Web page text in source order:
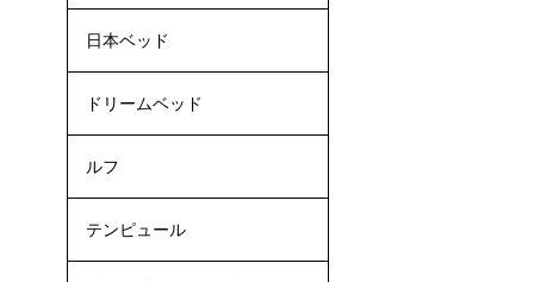
日本ベッド
ドリームベッド
ルフ
テンピュール